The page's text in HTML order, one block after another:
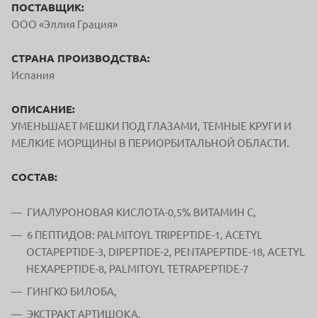
ПОСТАВЩИК:
ООО «Эллия Грация»
СТРАНА ПРОИЗВОДСТВА:
Испания
ОПИСАНИЕ:
УМЕНЬШАЕТ МЕШКИ ПОД ГЛАЗАМИ, ТЕМНЫЕ КРУГИ И
МЕЛКИЕ МОРЩИНЫ В ПЕРИОРБИТАЛЬНОЙ ОБЛАСТИ.
СОСТАВ:
ГИАЛУРОНОВАЯ КИСЛОТА-0,5% ВИТАМИН С,
6 ПЕПТИДОВ: PALMITOYL TRIPEPTIDE-1, ACETYL
OCTAPEPTIDE-3, DIPEPTIDE-2, PENTAPEPTIDE-18, ACETYL
HEXAPEPTIDE-8, PALMITOYL TETRAPEPTIDE-7
ГИНГКО БИЛОБА,
ЭКСТРАКТ АРТИШОКА,